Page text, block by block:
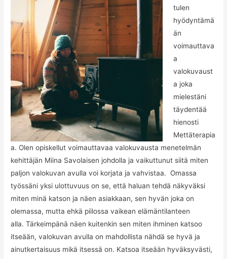
tulen
hyödyntämä
än
voimauttava
a
valokuvaust
a joka
mielestäni
täydentää
hienosti
Mettäterapia
a. Olen opiskellut voimauttavaa valokuvausta menetelmän
kehittäjän Miina Savolaisen johdolla ja vaikuttunut siitä miten
paljon valokuvan avulla voi korjata ja vahvistaa. Omassa
työssäni yksi ulottuvuus on se, että haluan tehdä näkyväksi
miten minä katson ja näen asiakkaan, sen hyvän joka on
olemassa, mutta ehkä piilossa vaikean elämäntilanteen
alla. Tärkeimpänä näen kuitenkin sen miten ihminen katsoo
itseään, valokuvan avulla on mahdollista nähdä se hyvä ja
ainutkertaisuus mikä itsessä on. Katsoa itseään hyväksyvästi,